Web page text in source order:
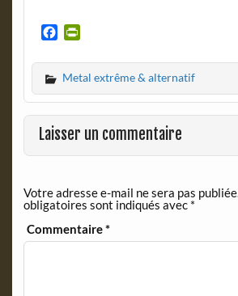
c
e
b
o
o
k
i
n
t
F
r
e
d
l
y
Metal extrême & alternatif
Laisser un commentaire
Votre adresse e-mail ne sera pas publiée.
obligatoires sont indiqués avec *
Commentaire*